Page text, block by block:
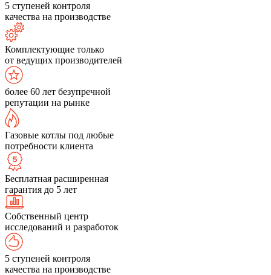
5 ступеней контроля
качества на производстве
Комплектующие только
от ведущих производителей
более 60 лет безупречной
репутации на рынке
Газовые котлы под любые
потребности клиента
Бесплатная расширенная
гарантия до 5 лет
Собственный центр
исследований и разработок
5 ступеней контроля
качества на производстве